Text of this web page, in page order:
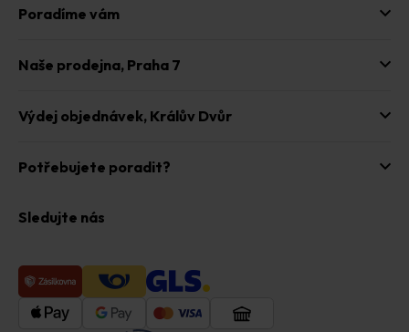
Poradíme vám
Naše prodejna, Praha 7
Výdej objednávek, Králův Dvůr
Potřebujete poradit?
Sledujte nás